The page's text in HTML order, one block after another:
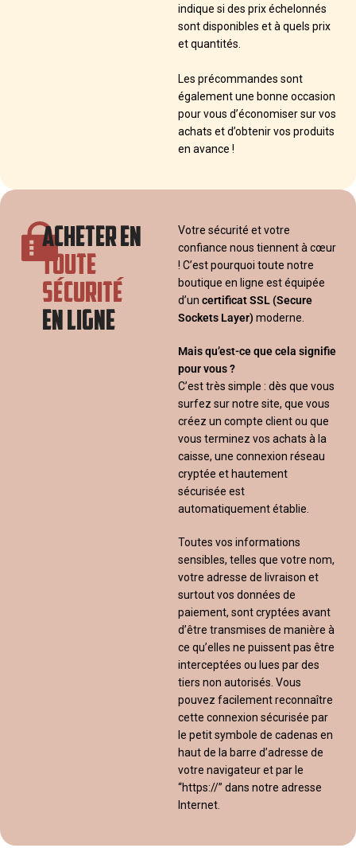
indique si des prix échelonnés
sont disponibles et à quels prix
et quantités.
Les précommandes sont
également une bonne occasion
pour vous d’économiser sur vos
achats et d’obtenir vos produits
en avance !
ACHETER EN
TOUTE
SÉCURITÉ
EN LIGNE
Votre sécurité et votre
confiance nous tiennent à cœur
! C’est pourquoi toute notre
boutique en ligne est équipée
d’un certificat SSL (Secure
Sockets Layer) moderne.
Mais qu’est-ce que cela signifie
pour vous ?
C’est très simple : dès que vous
surfez sur notre site, que vous
créez un compte client ou que
vous terminez vos achats à la
caisse, une connexion réseau
cryptée et hautement
sécurisée est
automatiquement établie.
Toutes vos informations
sensibles, telles que votre nom,
votre adresse de livraison et
surtout vos données de
paiement, sont cryptées avant
d’être transmises de manière à
ce qu’elles ne puissent pas être
interceptées ou lues par des
tiers non autorisés. Vous
pouvez facilement reconnaître
cette connexion sécurisée par
le petit symbole de cadenas en
haut de la barre d’adresse de
votre navigateur et par le
“https://” dans notre adresse
Internet.